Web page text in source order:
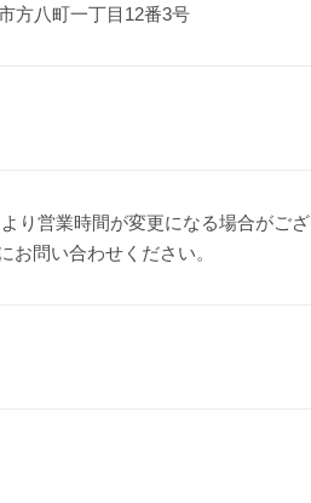
方八町一丁目12番3号
り営業時間が変更になる場合がござ
お問い合わせください。